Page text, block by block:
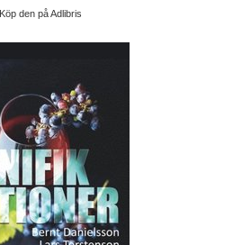
Köp den på Adlibris